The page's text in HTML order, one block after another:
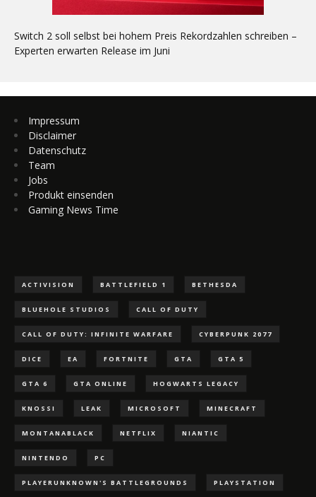
Switch 2 soll selbst bei hohem Preis Rekordzahlen schreiben –
Experten erwarten Release im Juni
Impressum
Disclaimer
Datenschutz
Team
Jobs
Produkt einsenden
Gaming News Time
ACTIVISION BATTLEFIELD 1 BETHESDA
BLUEHOLE STUDIOS CALL OF DUTY
CALL OF DUTY: INFINITE WARFARE CYBERPUNK 2077
DICE EA FORTNITE GTA GTA 5
GTA 6 GTA ONLINE HOGWARTS LEGACY
KNOSSI LEAK MICROSOFT MINECRAFT
MONTANABLACK NETFLIX NIANTIC
NINTENDO PC
PLAYERUNKNOWN'S BATTLEGROUNDS PLAYSTATION